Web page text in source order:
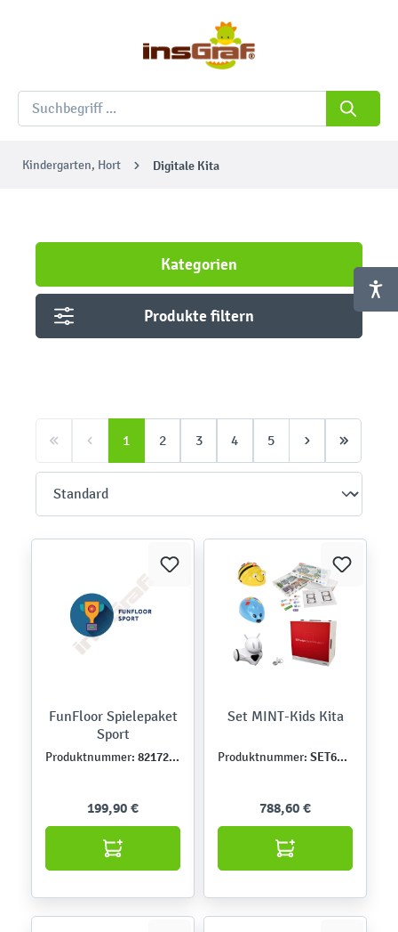
Kindergarten, Hort Digitale Kita
Kategorien
Produkte filtern
1 2 3 4 5
FunFloor Spielepaket
Sport
Produktnummer: 821728DE
199,90 €
Set MINT-Kids Kita
Produktnummer: SET6455DE
788,60 €